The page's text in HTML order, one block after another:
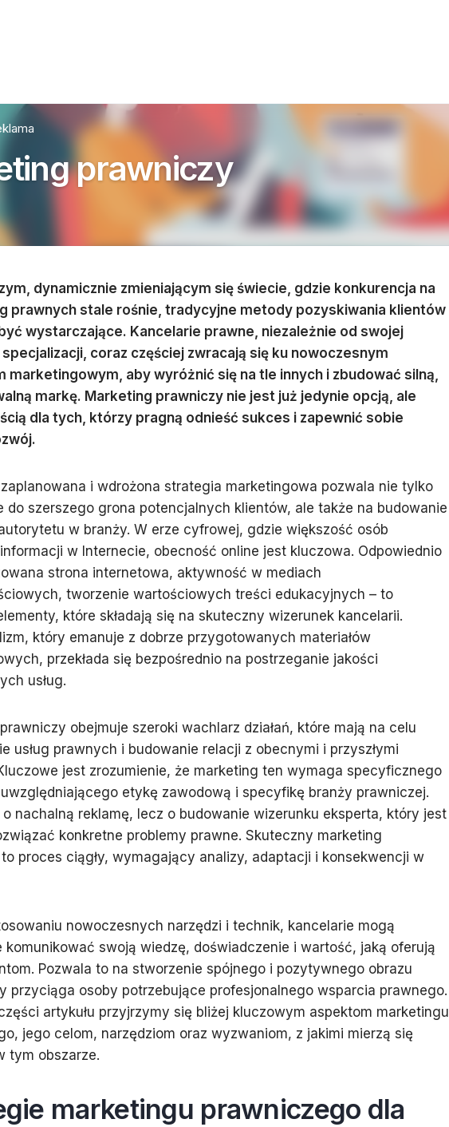
prawniczy
dynamicznie zmieniającym się świecie, gdzie konkurencja na
prawnych stale rośnie, tradycyjne metody pozyskiwania klientów
wystarczające. Kancelarie prawne, niezależnie od swojej
coraz częściej zwracają się ku nowoczesnym
marketingowym, aby wyróżnić się na tle innych i zbudować silną,
markę. Marketing prawniczy nie jest już jedynie opcją, ale
dla tych, którzy pragną odnieść sukces i zapewnić sobie
zaplanowana i wdrożona strategia marketingowa pozwala nie tylko
do szerszego grona potencjalnych klientów, ale także na budowanie
w branży. W erze cyfrowej, gdzie większość osób
w Internecie, obecność online jest kluczowa. Odpowiednio
strona internetowa, aktywność w mediach
tworzenie wartościowych treści edukacyjnych – to
które składają się na skuteczny wizerunek kancelarii.
który emanuje z dobrze przygotowanych materiałów
przekłada się bezpośrednio na postrzeganie jakości
usług.
obejmuje szeroki wachlarz działań, które mają na celu
usług prawnych i budowanie relacji z obecnymi i przyszłymi
jest zrozumienie, że marketing ten wymaga specyficznego
etykę zawodową i specyfikę branży prawniczej.
o nachalną reklamę, lecz o budowanie wizerunku eksperta, który jest
konkretne problemy prawne. Skuteczny marketing
proces ciągły, wymagający analizy, adaptacji i konsekwencji w
nowoczesnych narzędzi i technik, kancelarie mogą
komunikować swoją wiedzę, doświadczenie i wartość, jaką oferują
Pozwala to na stworzenie spójnego i pozytywnego obrazu
przyciąga osoby potrzebujące profesjonalnego wsparcia prawnego.
artykułu przyjrzymy się bliżej kluczowym aspektom marketingu
jego celom, narzędziom oraz wyzwaniom, z jakimi mierzą się
tym obszarze.
marketingu prawniczego dla